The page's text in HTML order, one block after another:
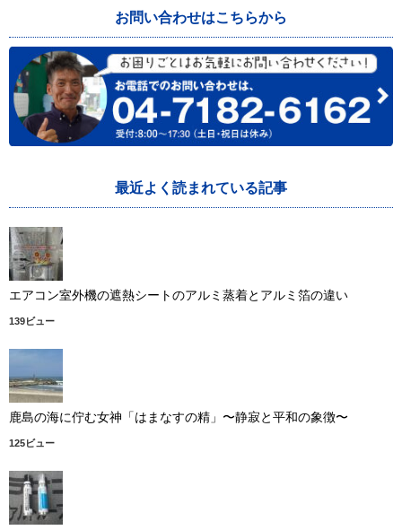
お問い合わせはこちらから
最近よく読まれている記事
エアコン室外機の遮熱シートのアルミ蒸着とアルミ箔の違い
139ビュー
鹿島の海に佇む女神「はまなすの精」〜静寂と平和の象徴〜
125ビュー